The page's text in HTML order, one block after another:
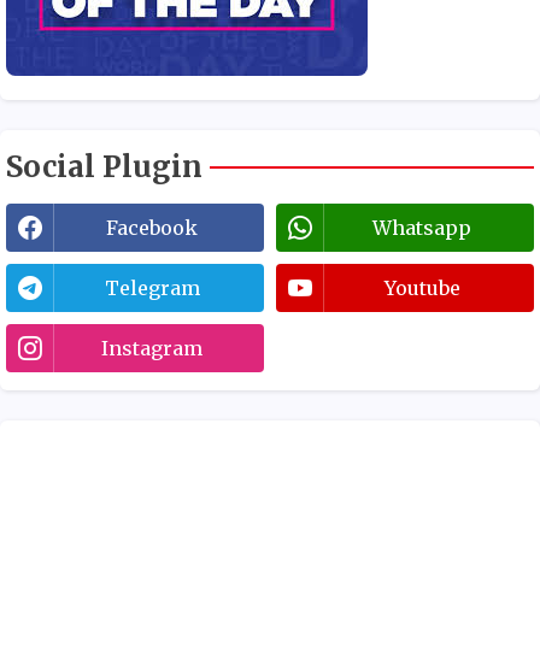
Social Plugin
Facebook Whatsapp
Telegram Youtube
Instagram